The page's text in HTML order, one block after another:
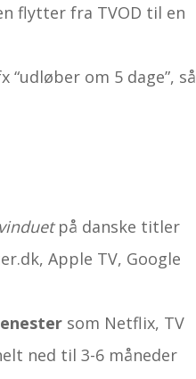
flytter fra TVOD til en
om 5 dage”, så
på danske titler
Apple TV, Google
som Netflix, TV
ned til 3-6 måneder